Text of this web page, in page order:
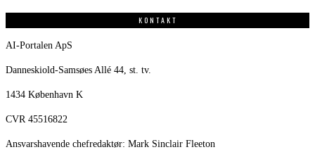
KONTAKT
AI-Portalen ApS
Danneskiold-Samsøes Allé 44, st. tv.
1434 København K
CVR 45516822
Ansvarshavende chefredaktør: Mark Sinclair Fleeton